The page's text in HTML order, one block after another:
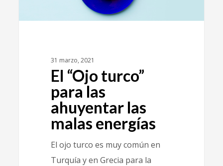
31 marzo, 2021
El “Ojo turco”
para las
ahuyentar las
malas energías
El ojo turco es muy común en
Turquía y en Grecia para la